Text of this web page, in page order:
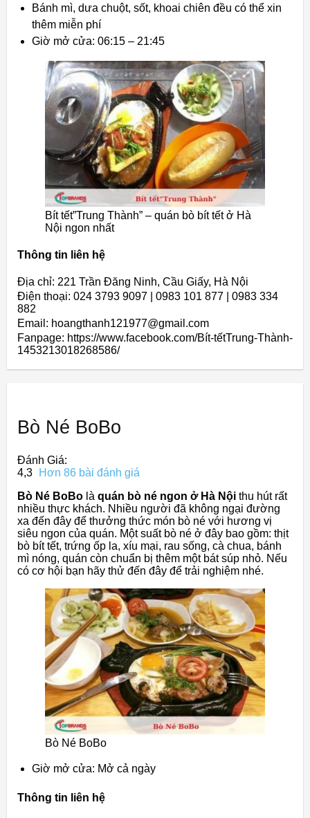
Bánh mì, dưa chuột, sốt, khoai chiên đều có thể xin
thêm miễn phí
Giờ mở cửa: 06:15 – 21:45
Bít tết”Trung Thành” – quán bò bít tết ở Hà
Nội ngon nhất
Thông tin liên hệ
Địa chỉ: 221 Trần Đăng Ninh, Cầu Giấy, Hà Nội
Điện thoại: 024 3793 9097 | 0983 101 877 | 0983 334
882
Email: hoangthanh121977@gmail.com
Fanpage: https://www.facebook.com/Bít-tếtTrung-Thành-
1453213018268586/
Bò Né BoBo
Đánh Giá:
4,3
Hơn 86 bài đánh giá
Bò Né BoBo là quán bò né ngon ở Hà Nội thu hút rất
nhiều thực khách. Nhiều người đã không ngại đường
xa đến đây để thưởng thức món bò né với hương vị
siêu ngon của quán. Một suất bò né ở đây bao gồm: thịt
bò bít tết, trứng ốp la, xíu mại, rau sống, cà chua, bánh
mì nóng, quán còn chuẩn bị thêm một bát súp nhỏ. Nếu
có cơ hội bạn hãy thử đến đây để trải nghiệm nhé.
Bò Né BoBo
Giờ mở cửa: Mở cả ngày
Thông tin liên hệ